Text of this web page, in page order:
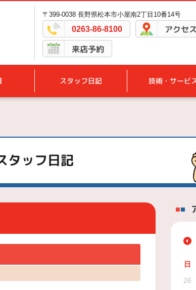
〒399-0038 長野県松本市小屋南2丁目10番14号
0263-86-8100 アクセス
来店予約
スタッフ日記 技術・サービ
タッフ日記
日
26